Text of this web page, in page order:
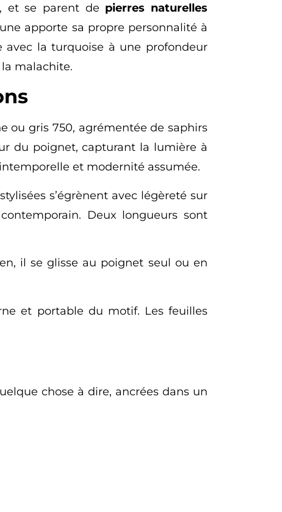
et se parent de pierres naturelles
apporte sa propre personnalité à
avec la turquoise à une profondeur
malachite.
ou gris 750, agrémentée de saphirs
du poignet, capturant la lumière à
et modernité assumée.
s’égrènent avec légèreté sur
Deux longueurs sont
il se glisse au poignet seul ou en
et portable du motif. Les feuilles
chose à dire, ancrées dans un